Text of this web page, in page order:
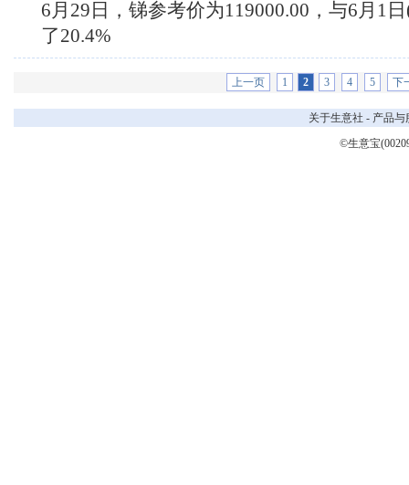
6月29日，锑参考价为119000.00，与6月1
了20.4%
上一页 1 2 3 4 5 下
关于生意社 - 产品与
©生意宝